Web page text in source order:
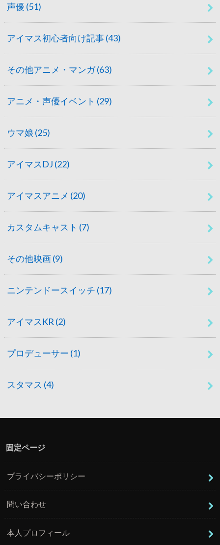
声優 (51)
アイマス初心者向け記事(43)
その他アニメ・マンガ(63)
アニメ・声優イベント (29)
ウマ娘 (25)
アイマスDJ (22)
アイマスアニメ (20)
カスタムキャスト (7)
その他映画(9)
ニンテンドースイッチ (17)
アイマスKR (2)
プロデューサー (1)
スタマス (4)
固定ページ
プライバシーポリシー
問い合わせ
本人プロフィール